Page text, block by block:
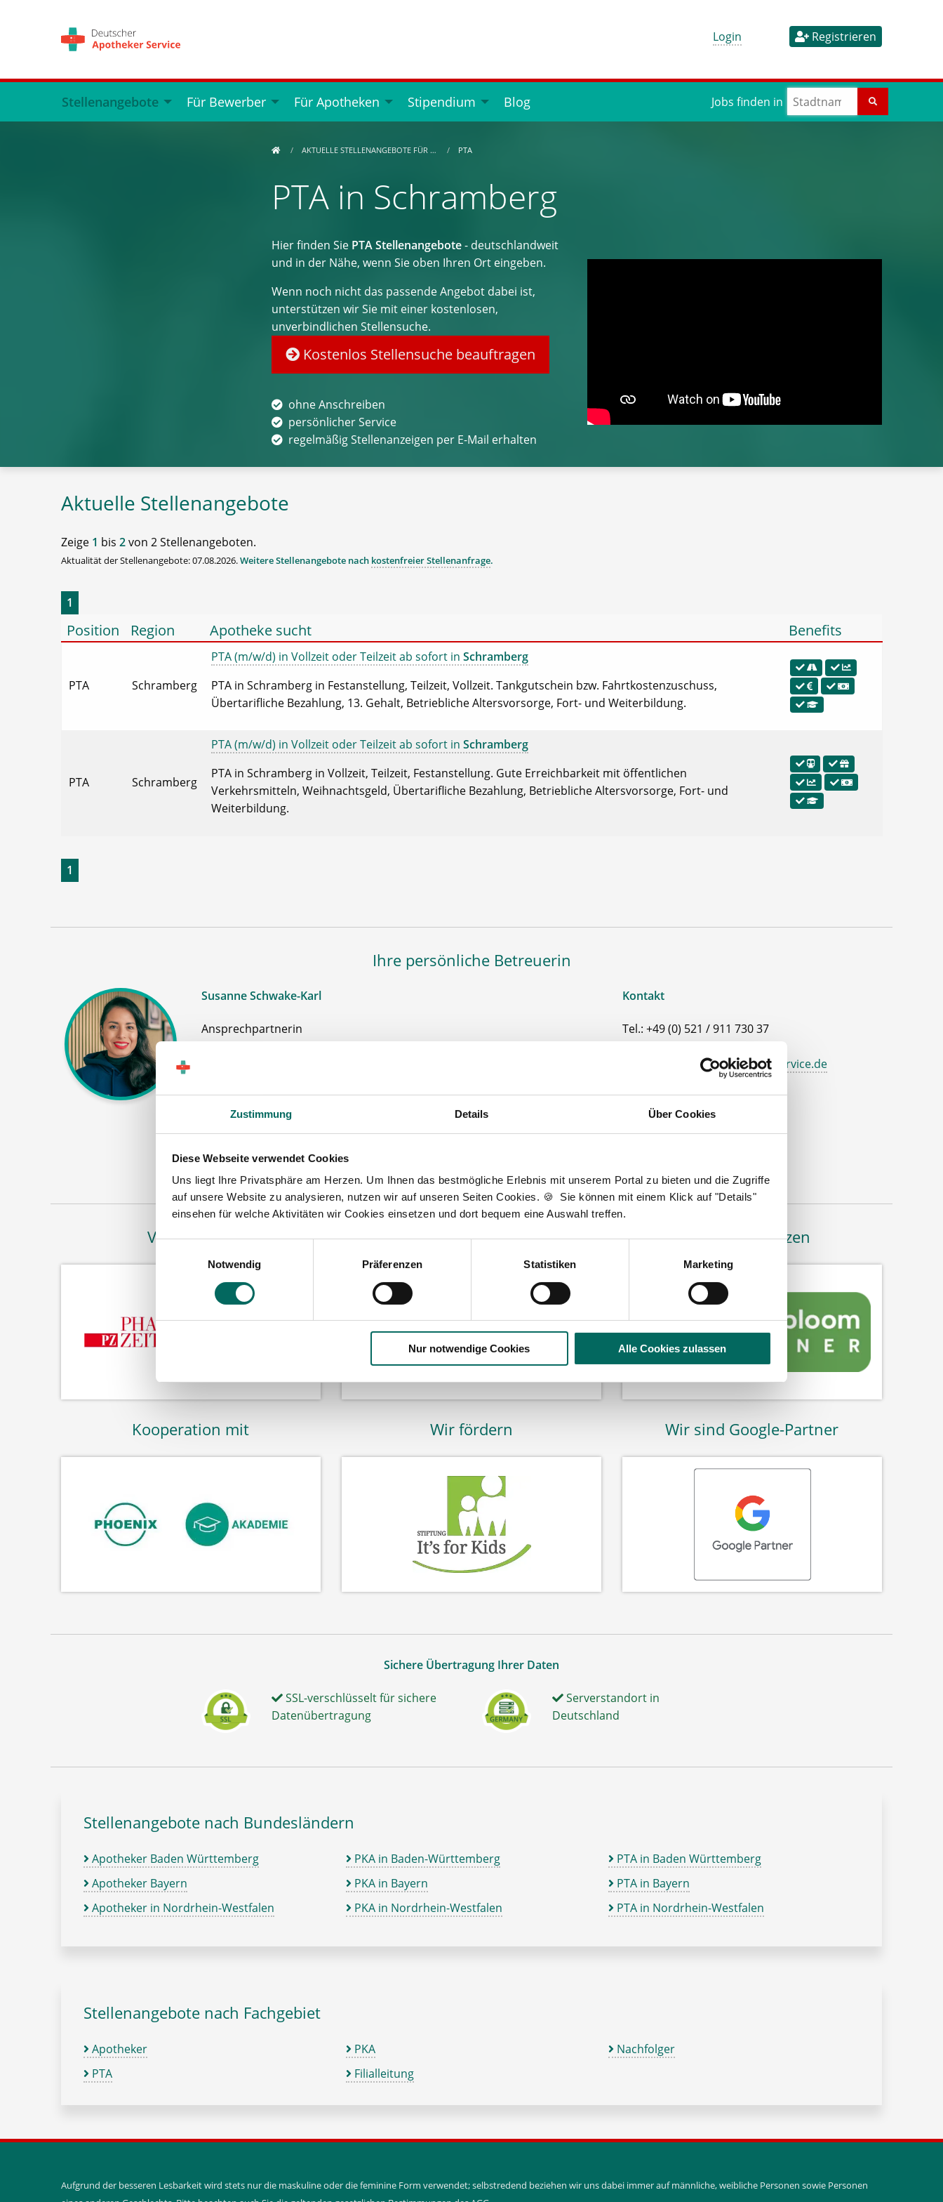
Zustimmung Details Über Cookies
Diese Webseite verwendet Cookies
Uns liegt Ihre Privatsphäre am Herzen. Um Ihnen das bestmögliche Erlebnis mit unserem Portal zu bieten und die Zugriffe
auf unsere Website zu analysieren, nutzen wir auf unseren Seiten Cookies. 🍪 Sie können mit einem Klick auf "Details"
einsehen für welche Aktivitäten wir Cookies einsetzen und dort bequem eine Auswahl treffen.
Notwendig
Präferenzen Statistiken Marketing
Nur notwendige Cookies Alle Cookies zulassen
Login Registrieren
Stellenangebote Für Bewerber Für Apotheken Stipendium Blog Jobs finden in
AKTUELLE STELLENANGEBOTE FÜR … PTA
PTA in Schramberg
Hier finden Sie PTA Stellenangebote- deutschlandweit
und in der Nähe, wenn Sie oben Ihren Ort eingeben.
Wenn noch nicht das passende Angebot dabei ist,
unterstützen wir Sie mit einer kostenlosen,
unverbindlichen Stellensuche.
Kostenlos Stellensuche beauftragen
ohne Anschreiben
persönlicher Service
regelmäßig Stellenanzeigen per E-Mail erhalten
Aktuelle Stellenangebote
Zeige 1 bis 2von 2 Stellenangeboten.
Aktualität der Stellenangebote: 07.08.2026.Weitere Stellenangebote nach kostenfreier Stellenanfrage.
1
Position Region Apotheke sucht Benefits
PTA Schramberg
PTA (m/w/d) in Vollzeit oder Teilzeit ab sofort in Schramberg
PTA in Schramberg in Festanstellung, Teilzeit, Vollzeit. Tankgutschein bzw. Fahrtkostenzuschuss,
Übertarifliche Bezahlung, 13. Gehalt, Betriebliche Altersvorsorge, Fort- und Weiterbildung.
PTA Schramberg
PTA (m/w/d) in Vollzeit oder Teilzeit ab sofort in Schramberg
PTA in Schramberg in Vollzeit, Teilzeit, Festanstellung. Gute Erreichbarkeit mit öffentlichen
Verkehrsmitteln, Weihnachtsgeld, Übertarifliche Bezahlung, Betriebliche Altersvorsorge, Fort- und
Weiterbildung.
1
Ihre persönliche Betreuerin
Susanne Schwake-Karl
Ansprechpartnerin
Stellenanzeigen oder dem Ablauf, nachdem Sie eine kostenlose
Stellenanfrage abgesendet haben? Dann kontaktieren Sie mich gerne.
Jetzt zur kostenlosen Stellenanfrage
Kontakt
Tel.: +49 (0) 521 / 911 730 37
hallo@deutscher-apotheker-service.de
Adresse
Vertreten in Wir fördern Bäume pflanzen
Kooperation mit Wir fördern Wir sind Google-Partner
Sichere Übertragung Ihrer Daten
SSL-verschlüsselt für sichere
Datenübertragung
Serverstandort in
Deutschland
Stellenangebote nach Bundesländern
Apotheker Baden Württemberg
Apotheker Bayern
Apotheker in Nordrhein-Westfalen
PKA in Baden-Württemberg
PKA in Bayern
PKA in Nordrhein-Westfalen
PTA in Baden Württemberg
PTA in Bayern
PTA in Nordrhein-Westfalen
Stellenangebote nach Fachgebiet
Apotheker
PTA
PKA
Filialleitung
Nachfolger
Aufgrund der besseren Lesbarkeit wird stets nur die maskuline oder die feminine Form verwendet; selbstredend beziehen wir uns dabei immer auf männliche, weibliche Personen sowie Personen